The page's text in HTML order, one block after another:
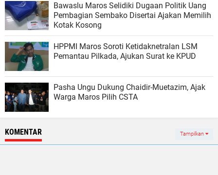
Bawaslu Maros Selidiki Dugaan Politik Uang
Pembagian Sembako Disertai Ajakan Memilih
Kotak Kosong
HPPMI Maros Soroti Ketidaknetralan LSM
Pemantau Pilkada, Ajukan Surat ke KPUD
Pasha Ungu Dukung Chaidir-Muetazim, Ajak
Warga Maros Pilih CSTA
KOMENTAR Tampilkan